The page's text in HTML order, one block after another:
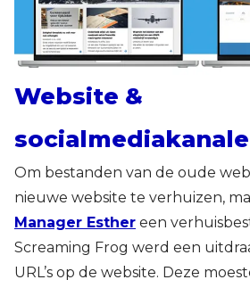
Website &
Om bestanden van de oude
nieuwe website te verhuizen,
Manager Esther een
Screaming Frog werd een
URL’s op de website. Deze